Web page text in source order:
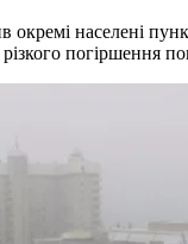
окремі населені
погіршення